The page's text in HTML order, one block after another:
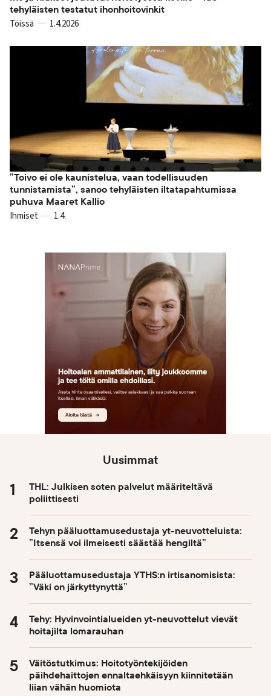
tehyläisten testatut ihonhoitovinkit
Töissä 1.4.2026
”Toivo ei ole kaunistelua, vaan todellisuuden
tunnistamista”, sanoo tehyläisten iltatapahtumissa
puhuva Maaret Kallio
Ihmiset 1.4.
Uusimmat
THL: Julkisen soten palvelut määriteltävä
poliittisesti
Tehyn pääluottamusedustaja yt-neuvotteluista:
”Itsensä voi ilmeisesti säästää hengiltä”
Pääluottamusedustaja YTHS:n irtisanomisista:
”Väki on järkyttynyttä”
Tehy: Hyvinvointialueiden yt-neuvottelut vievät
hoitajilta lomarauhan
Väitöstutkimus: Hoitotyöntekijöiden
päihdehaittojen ennaltaehkäisyyn kiinnitetään
liian vähän huomiota